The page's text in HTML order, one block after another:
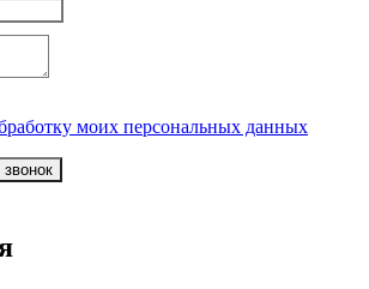
моих персональных данных
звонок